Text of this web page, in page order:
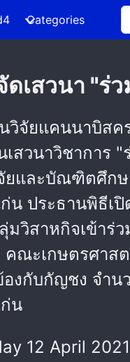
Categories
ดเสวนา "ร่
วิจัยแคนนาบิสค
เสวนาวิชาการ
ยและบัณฑิตศึกษ
น ประธานพิธีเ
มวิสาหกิจเข้าร่
ณะเกษตรศาส
องกับกัญชง จำ
น
12 April